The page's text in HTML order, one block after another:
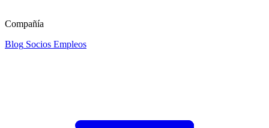
Compañía
Blog Socios Empleos